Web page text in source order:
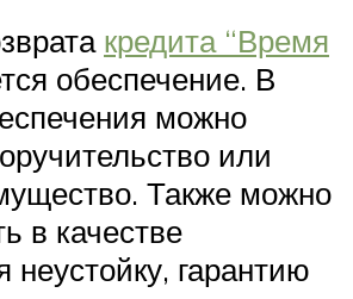
кредита “Время
обеспечение. В
можно
или
Также можно
в качестве
неустойку, гарантию